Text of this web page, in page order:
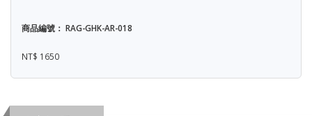
商品編號： RAG-GHK-AR-018
NT$ 1650